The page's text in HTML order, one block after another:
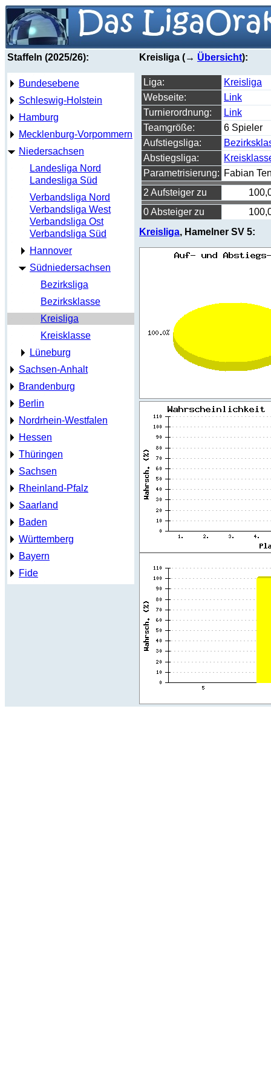
Staffeln (2025/26):
Bundesebene
Schleswig-Holstein
Hamburg
Mecklenburg-Vorpommern
Niedersachsen
Landesliga Nord
Landesliga Süd
Verbandsliga Nord
Verbandsliga West
Verbandsliga Ost
Verbandsliga Süd
Hannover
Südniedersachsen
Bezirksliga
Bezirksklasse
Kreisliga
Kreisklasse
Lüneburg
Sachsen-Anhalt
Brandenburg
Berlin
Nordrhein-Westfalen
Hessen
Thüringen
Sachsen
Rheinland-Pfalz
Saarland
Baden
Württemberg
Bayern
Fide
Kreisliga (→ Übersicht):
Liga:
Kreisliga
Webseite:
Link
Turnierordnung:
Link
Teamgröße:
6 Spieler
Aufstiegsliga:
Abstiegsliga:
Parametrisierung: Fabian
2 Aufsteiger zu
0 Absteiger zu
Kreisliga, Hamelner SV 5: